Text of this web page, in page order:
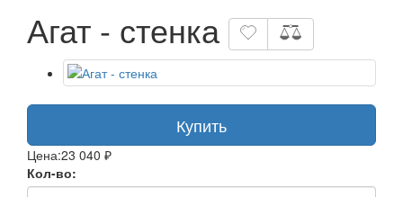
Агат - стенка
Купить
Цена:23 040 ₽
Кол-во: